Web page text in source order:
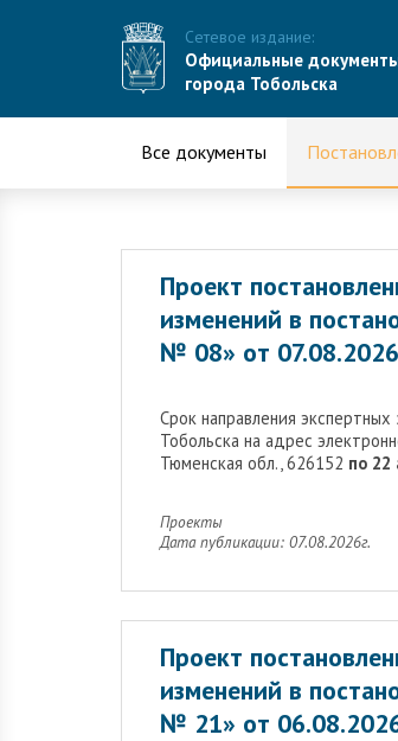
Сетевое издание:
Официальные
города Тобольска
Все документы
Проект
изменений в
№ 08» от
Cрок направления
Тобольска на адрес
Тюменская обл., 626152 по 22
Проекты
Дата публикации: 07.08.2026г.
Проект
изменений в
№ 21» от